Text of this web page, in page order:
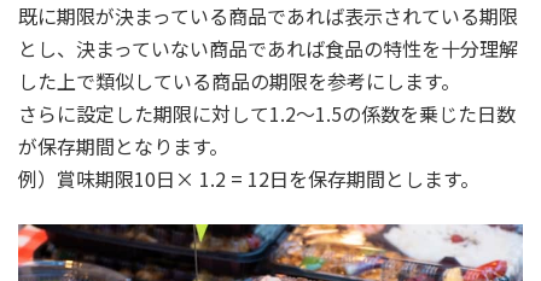
既に期限が決まっている商品であれば表示されている期限
とし、決まっていない商品であれば食品の特性を十分理解
した上で類似している商品の期限を参考にします。
さらに設定した期限に対して1.2～1.5の係数を乗じた日数
が保存期間となります。
例）賞味期限10日× 1.2 = 12日を保存期間とします。